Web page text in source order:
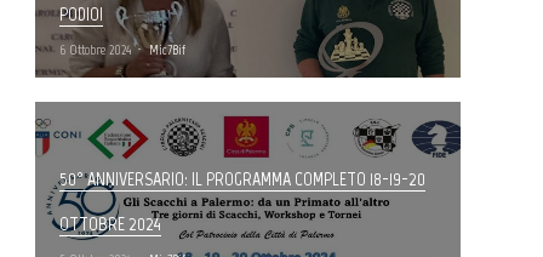
PODIO!
6 Ottobre 2024 Mic7Bif
50° ANNIVERSARIO: IL PROGRAMMA COMPLETO 18-19-20
OTTOBRE 2024